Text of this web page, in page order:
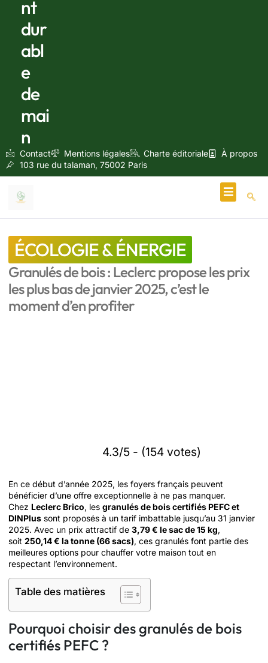
nt
dur
abl
e
de
mai
n
Contact Mentions légales Charte éditoriale
À propos
103 rue du talaman, 75002 Paris
ÉCOLOGIE & ÉNERGIE
Granulés de bois : Leclerc propose les prix
les plus bas de janvier 2025, c’est le
moment d’en profiter
4.3/5 - (154 votes)
En ce début d’année 2025, les foyers français peuvent
bénéficier d’une offre exceptionnelle à ne pas manquer.
Chez Leclerc Brico, les granulés de bois certifiés PEFC et
DINPlus sont proposés à un tarif imbattable jusqu’au 31 janvier
2025. Avec un prix attractif de 3,79 € le sac de 15 kg,
soit 250,14 € la tonne (66 sacs), ces granulés font partie des
meilleures options pour chauffer votre maison tout en
respectant l’environnement.
Table des matières
Pourquoi choisir des granulés de bois
certifiés PEFC ?